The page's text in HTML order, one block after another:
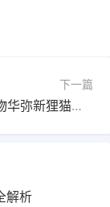
下一篇
下一篇：物华弥新狸猫盘焕彰简评
解析